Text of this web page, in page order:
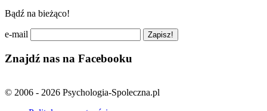
Bądź na bieżąco!
e-mail
Znajdź nas na Facebooku
© 2006 - 2026 Psychologia-Spoleczna.pl